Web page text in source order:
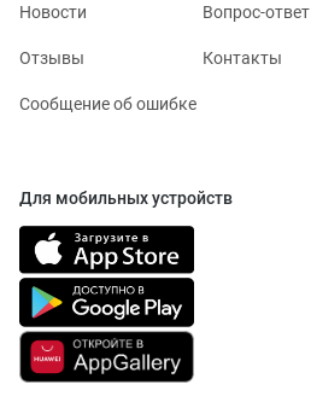
Новости Вопрос-ответ
Отзывы Контакты
Сообщение об ошибке
Для мобильных устройств